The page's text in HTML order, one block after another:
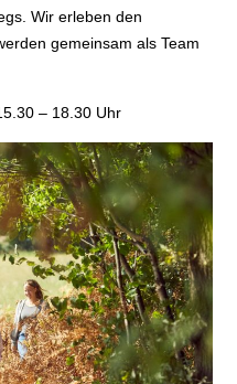
Wir erleben den
gemeinsam als Team
– 18.30 Uhr